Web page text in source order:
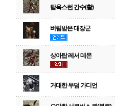
탐욕스런 간수(활)
버림받은 대장군
상아탑 레서 데몬
거대한 무덤 가디언